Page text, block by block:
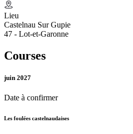
Lieu
Castelnau Sur Gupie
47 - Lot-et-Garonne
Courses
juin 2027
Date à confirmer
Les foulées castelnaudaises